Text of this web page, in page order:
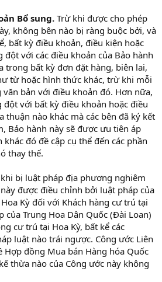
Bổ sung. Trừ khi được cho phép
không bên nào bị ràng buộc bởi, và
bất kỳ điều khoản, điều kiện hoặc
với các điều khoản của Bảo hành
trong bất kỳ đơn đặt hàng, biên lai,
từ hoặc hình thức khác, trừ khi mỗi
bản với điều khoản đó. Hơn nữa,
đột với bất kỳ điều khoản hoặc điều
thuận nào khác mà các bên đã ký kết
Bảo hành này sẽ được ưu tiên áp
đó đề cập cụ thể đến các phần
thay thế.
bị luật pháp địa phương nghiêm
được điều chỉnh bởi luật pháp của
Kỳ đối với Khách hàng cư trú tại
của Trung Hoa Dân Quốc (Đài Loan)
cư trú tại Hoa Kỳ, bất kể các
luật nào trái ngược. Công ước Liên
Hợp đồng Mua bán Hàng hóa Quốc
thừa nào của Công ước này không